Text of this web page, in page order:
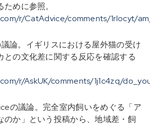
めに参照。
r/CatAdvice/comments/1rlocyt/
論。イギリスにおける屋外猫の受け
との文化差に関する反応を確認する
r/AskUK/comments/1j1c4zq/
の議論。完全室内飼いをめぐる「ア
のか」という投稿から、地域差・飼